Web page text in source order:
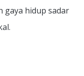
gaya hidup sadar